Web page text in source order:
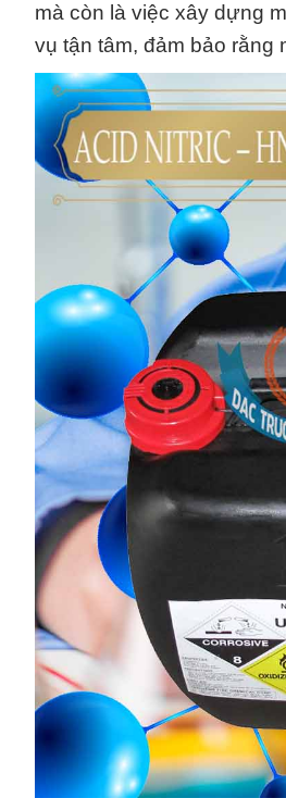
mà còn là việc xây dựng
vụ tận tâm, đảm bảo